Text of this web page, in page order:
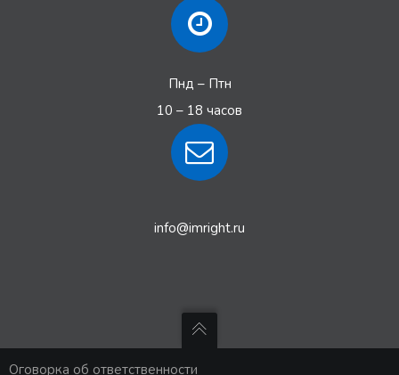
Пнд – Птн
10 – 18 часов
info@imright.ru
Оговорка об ответственности